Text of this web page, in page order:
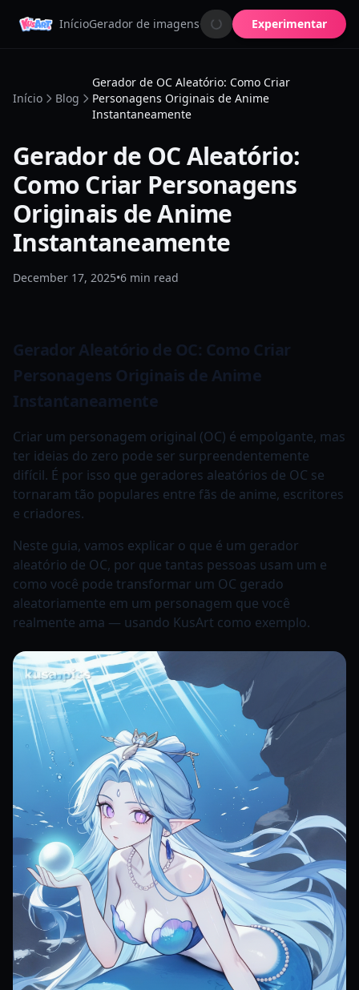
InícioGerador de imagensCriador de OCAnimador de
Experimentar
Início Blog
Gerador de OC Aleatório: Como Criar
Personagens Originais de Anime
Instantaneamente
Gerador de OC Aleatório:
Como Criar Personagens
Originais de Anime
Instantaneamente
December 17, 2025•6 min read
Gerador Aleatório de OC: Como Criar
Personagens Originais de Anime
Instantaneamente
Criar um personagem original (OC) é empolgante, mas
ter ideias do zero pode ser surpreendentemente
difícil. É por isso que geradores aleatórios de OC se
tornaram tão populares entre fãs de anime, escritores
e criadores.
Neste guia, vamos explicar o que é um gerador
aleatório de OC, por que tantas pessoas usam um e
como você pode transformar um OC gerado
aleatoriamente em um personagem que você
realmente ama — usando KusArt como exemplo.